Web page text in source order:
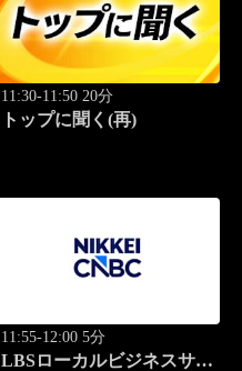
11:30-11:50 20分
トップに聞く(再)
11:55-12:00 5分
LBSローカルビジネスサテ